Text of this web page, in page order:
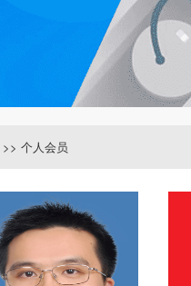
>> 个人会员